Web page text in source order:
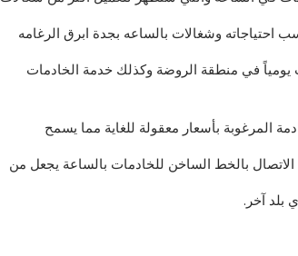
احتياجاته وشغالات بالساعه بجدة ابرق الرغامه
يومياً في منطقة الروضة وكذلك خدمة الخادمات
المرغوبة بأسعار معقولة للغاية مما يسمح
الاتصال بالخط الساخن للخادمات بالساعة يجعل من
بلد آخر.